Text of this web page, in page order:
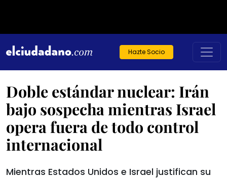
Hazte Socio
Doble estándar nuclear: Irán
bajo sospecha mientras Israel
opera fuera de todo control
internacional
Mientras Estados Unidos e Israel justifican su